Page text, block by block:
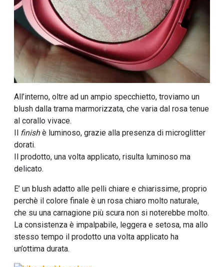
All’interno, oltre ad un ampio specchietto, troviamo un
blush dalla trama marmorizzata, che varia dal rosa tenue
al corallo vivace.
finishè luminoso, grazie alla presenza di microglitter
dorati.
Il prodotto, una volta applicato, risulta luminoso ma
delicato.
E’ un blush adatto alle pelli chiare e chiarissime, proprio
perchè il colore finale è un rosa chiaro molto naturale,
che su una carnagione più scura non si noterebbe molto.
La consistenza è impalpabile, leggera e setosa, ma allo
stesso tempo il prodotto una volta applicato ha
un’ottima durata.